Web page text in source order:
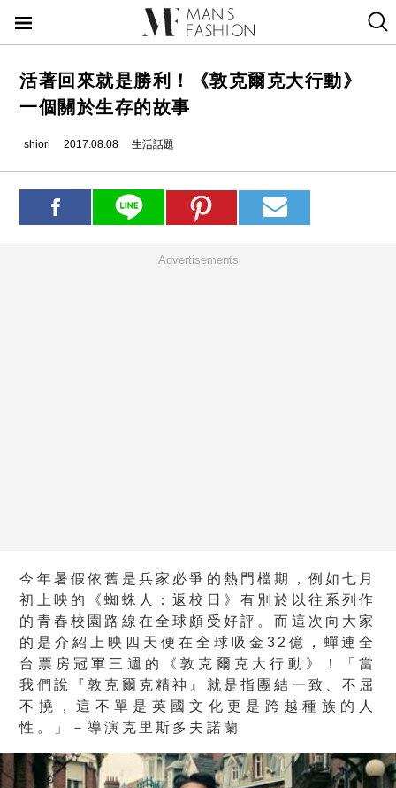
活著回來就是勝利！《敦克爾克大行動》
一個關於生存的故事
shiori 2017.08.08 生活話題
Advertisements
今年暑假依舊是兵家必爭的熱門檔期，例如七月
初上映的《蜘蛛人：返校日》有別於以往系列作
的青春校園路線在全球頗受好評。而這次向大家
的是介紹上映四天便在全球吸金32億，蟬連全
台票房冠軍三週的《敦克爾克大行動》！
「當
我們說『敦克爾克精神』就是指團結一致、不屈
不撓，這不單是英國文化更是跨越種族的人
性。」
－導演克里斯多夫諾蘭